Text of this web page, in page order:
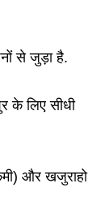
से जुड़ा है.
के लिए सीधी
और खजुराहो